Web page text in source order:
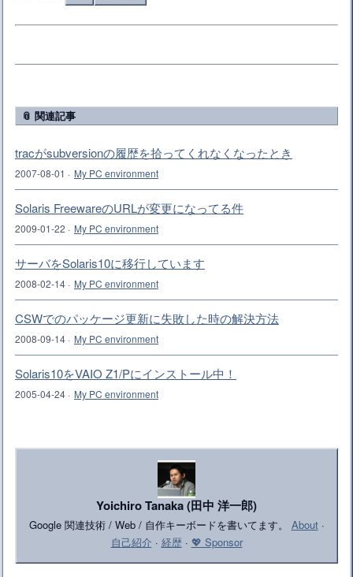
📎 関連記事
tracがsubversionの履歴を拾ってくれなくなったとき
2007-08-01 · My PC environment
Solaris FreewareのURLが変更になってる件
2009-01-22 · My PC environment
サーバをSolaris10に移行しています
2008-02-14 · My PC environment
CSWでのパッケージ更新に失敗した時の解決方法
2008-09-14 · My PC environment
Solaris10をVAIO Z1/Pにインストール中！
2005-04-24 · My PC environment
Yoichiro Tanaka (田中 洋一郎)
Google 関連技術 / Web / 自作キーボードを書いてます。 About·
自己紹介 · 経歴· 💖 Sponsor